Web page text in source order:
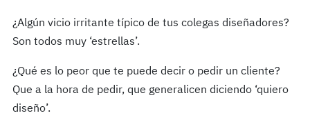
¿Algún vicio irritante típico de tus colegas diseñadores?
Son todos muy ‘estrellas’.
¿Qué es lo peor que te puede decir o pedir un cliente?
Que a la hora de pedir, que generalicen diciendo ‘quiero
diseño’.